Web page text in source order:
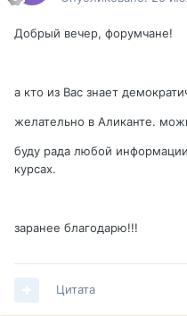
Добрый вечер, форумчане!
а кто из Вас знает
желательно в Аликанте.
буду рада любой
курсах.
заранее благодарю!!!
Цитата